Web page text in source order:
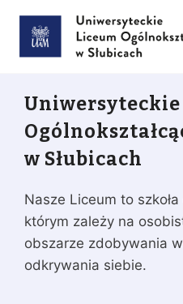
treści
Uniwersyteckie
w Słubicach
Nasze Liceum to
którym zależy na
obszarze zdobywania
odkrywania siebie.